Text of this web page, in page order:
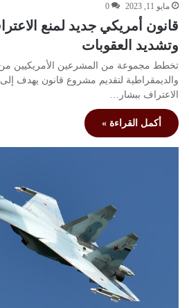
مايو 11, 2023 0
قانون أمريكي جديد لمنع
وتشديد العقوبات
تخطط مجموعة من المشرعين الأمريكيين من
والديمقراطية لتقديم مشروع قانون يهدف
الاعتراف ببشار…
أكمل القراءة »